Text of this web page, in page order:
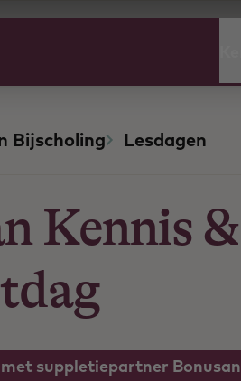
Bijscholing Lesdagen
Kennis &
suppletiepartner Bonusan